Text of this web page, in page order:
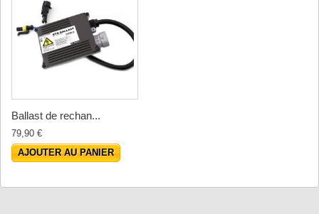
Ballast de rechan...
79,90 €
AJOUTER AU PANIER